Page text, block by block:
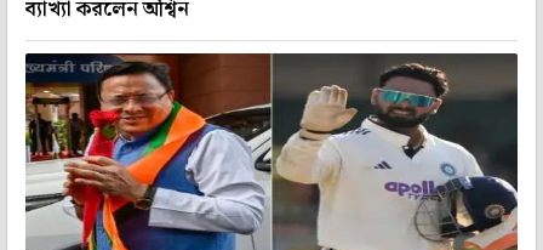
ব্যাখ্যা করলেন অশ্বিন